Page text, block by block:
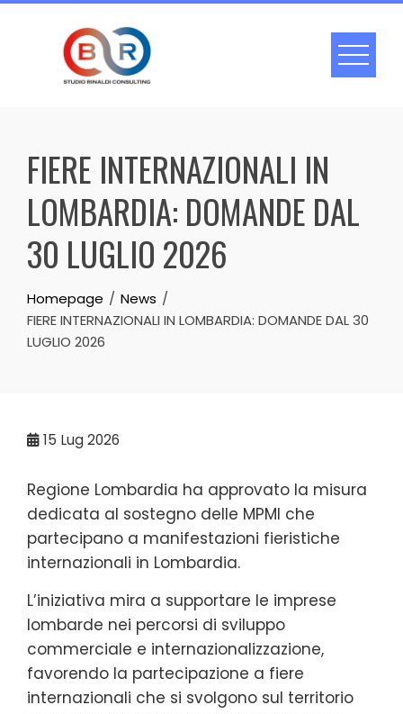
Skip
FIERE INTERNAZIONALI IN
LOMBARDIA: DOMANDE DAL
30 LUGLIO 2026
Homepage
News
FIERE INTERNAZIONALI IN LOMBARDIA: DOMANDE DAL 30
LUGLIO 2026
15 Lug 2026
Regione Lombardia ha approvato la misura
dedicata al sostegno delle MPMI che
partecipano a manifestazioni fieristiche
internazionali in Lombardia.
L’iniziativa mira a supportare le imprese
lombarde nei percorsi di sviluppo
commerciale e internazionalizzazione,
favorendo la partecipazione a fiere
internazionali che si svolgono sul territorio